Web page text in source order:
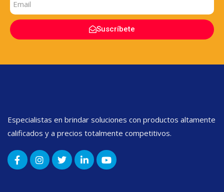
Suscríbete
Especialistas en brindar soluciones con productos altamente
calificados y a precios totalmente competitivos.